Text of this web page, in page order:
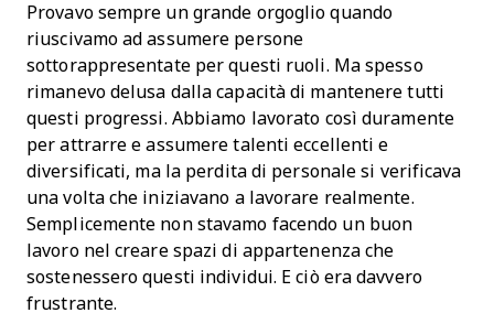
Provavo sempre un grande orgoglio quando
riuscivamo ad assumere persone
sottorappresentate per questi ruoli. Ma spesso
rimanevo delusa dalla capacità di mantenere tutti
questi progressi. Abbiamo lavorato così duramente
per attrarre e assumere talenti eccellenti e
diversificati, ma la perdita di personale si verificava
una volta che iniziavano a lavorare realmente.
Semplicemente non stavamo facendo un buon
lavoro nel creare spazi di appartenenza che
sostenessero questi individui. E ciò era davvero
frustrante.